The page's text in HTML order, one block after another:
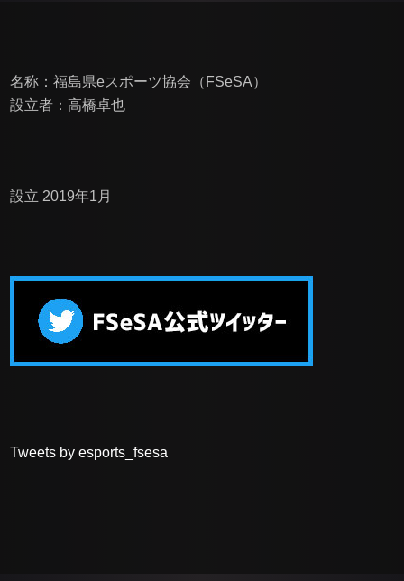
名称：福島県eスポーツ協会（FSeSA）
設立者：高橋卓也
設立 2019年1月
Tweets by esports_fsesa